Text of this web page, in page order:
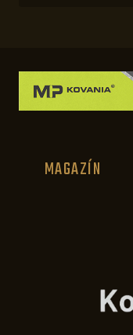
MAGAZÍN